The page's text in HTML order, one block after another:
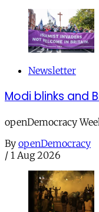
Newsletter
Modi blinks and
openDemocracy
By openDemocracy
/ 1 Aug 2026